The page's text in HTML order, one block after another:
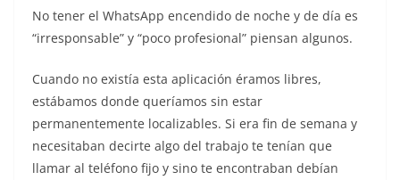
No tener el WhatsApp encendido de noche y de día es
“irresponsable” y “poco profesional” piensan algunos.
Cuando no existía esta aplicación éramos libres,
estábamos donde queríamos sin estar
permanentemente localizables. Si era fin de semana y
necesitaban decirte algo del trabajo te tenían que
llamar al teléfono fijo y sino te encontraban debían